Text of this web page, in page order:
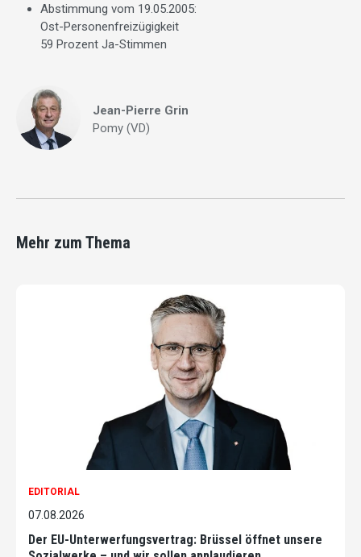
Abstimmung vom 19.05.2005:
Ost-Personenfreizügigkeit
59 Prozent Ja-Stimmen
Jean-Pierre Grin
Pomy (VD)
Mehr zum Thema
EDITORIAL
07.08.2026
Der EU-Unterwerfungsvertrag: Brüssel öffnet unsere